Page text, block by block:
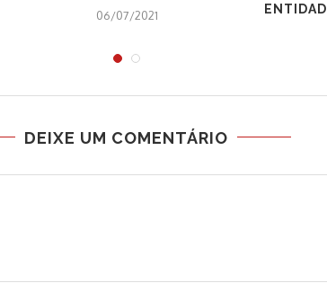
06/07/2021
DEIXE UM COMENTÁRIO